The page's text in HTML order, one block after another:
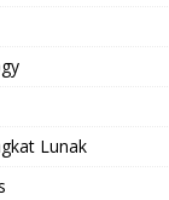
Lunak